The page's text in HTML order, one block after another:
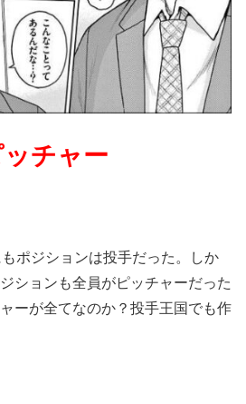
ッチャー
ポジションは投手だった。しか
ションも全員がピッチャーだった
ーが全てなのか？投手王国でも作